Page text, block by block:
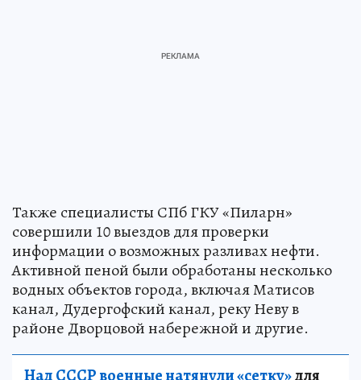
Также специалисты СПб ГКУ «Пиларн»
совершили 10 выездов для проверки
информации о возможных разливах нефти.
Активной пеной были обработаны несколько
водных объектов города, включая Матисов
канал, Дудергофский канал, реку Неву в
районе Дворцовой набережной и другие.
Над СССР военные натянули «сетку»для